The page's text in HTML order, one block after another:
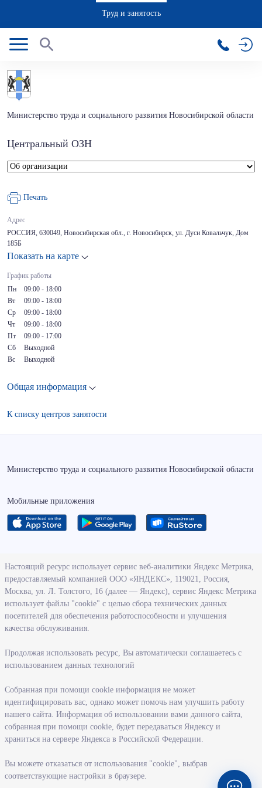
Труд и занятость
Министерство труда и социального развития Новосибирской области
Центральный ОЗН
Печать
Адрес
РОССИЯ, 630049, Новосибирская обл., г. Новосибирск, ул. Дуси Ковальчук, Дом
185Б
Показать на карте
График работы
Пн
09:00 - 18:00
Вт
09:00 - 18:00
Ср
09:00 - 18:00
Чт
09:00 - 18:00
Пт
09:00 - 17:00
Сб
Выходной
Вс
Выходной
Общая информация
К списку центров занятости
Министерство труда и социального развития Новосибирской области
Мобильные приложения
О ведомстве
Деятельность министерства труда и социального развития
Новосибирской области
Контрольно-надзорная деятельность министерства
Государственные программы, реализуемые министерством
Службы и учреждения, подведомственные министерству
Поступление на государственную гражданскую службу
Информация
Регистрация в целях поиска работы
Меры государственной поддержки в сфере занятости населения
Состояние рынка труда
Настоящий ресурс использует сервис веб-аналитики Яндекс Метрика,
предоставляемый компанией ООО «ЯНДЕКС», 119021, Россия,
Москва, ул. Л. Толстого, 16 (далее — Яндекс), сервис Яндекс Метрика
использует файлы "cookie" с целью сбора технических данных
посетителей для обеспечения работоспособности и улучшения
качества обслуживания.
Продолжая использовать ресурс, Вы автоматически соглашаетесь с
использованием данных технологий
Собранная при помощи cookie информация не может
идентифицировать вас, однако может помочь нам улучшить работу
нашего сайта. Информация об использовании вами данного сайта,
собранная при помощи cookie, будет передаваться Яндексу и
храниться на сервере Яндекса в Российской Федерации.
Вы можете отказаться от использования "cookie", выбрав
соответствующие настройки в браузере.